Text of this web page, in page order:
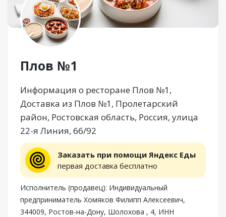
Плов №1
Информация о ресторане Плов №1,
Доставка из Плов №1, Пролетарский
район, Ростовская область, Россия, улица
22-я Линия, 66/92
Заказать при помощи Яндекс Еды
первая доставка бесплатно
Исполнитель (продавец): Индивидуальный
предприниматель Хомяков Филипп Алексеевич,
344009, Ростов-на-Дону, Шолохова , 4, ИНН